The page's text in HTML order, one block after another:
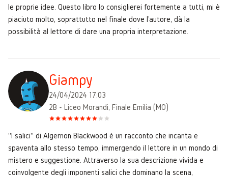
le proprie idee. Questo libro lo consiglierei fortemente a tutti, mi è
piaciuto molto, soprattutto nel finale dove l'autore, dà la
possibilità al lettore di dare una propria interpretazione.
Giampy
24/04/2024 17:03
2B - Liceo Morandi, Finale Emilia (MO)
"I salici" di Algernon Blackwood è un racconto che incanta e
spaventa allo stesso tempo, immergendo il lettore in un mondo di
mistero e suggestione. Attraverso la sua descrizione vivida e
coinvolgente degli imponenti salici che dominano la scena,